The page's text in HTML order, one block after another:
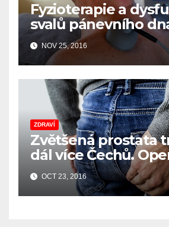
Fyzioterapie a
svalů pánevního
mužů
NOV 25, 2016
ZDRAVÍ
Zvětšená prostata
dál více Čechů.
svůj život
třetí muž.
OCT 23, 2016